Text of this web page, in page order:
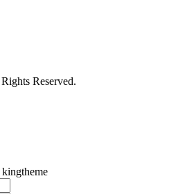
Reserved.
kingtheme